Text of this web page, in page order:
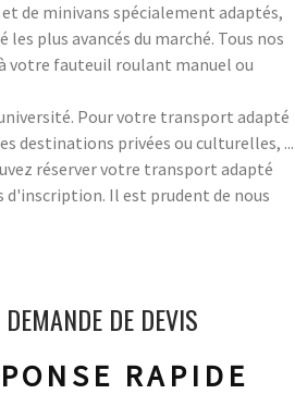
de minivans spécialement adaptés,
plus avancés du marché. Tous nos
votre fauteuil roulant manuel ou
Pour votre transport adapté
destinations privées ou culturelles, ...
réserver votre transport adapté
d'inscription. Il est prudent de nous
DEMANDE DE DEVIS
RAPIDE